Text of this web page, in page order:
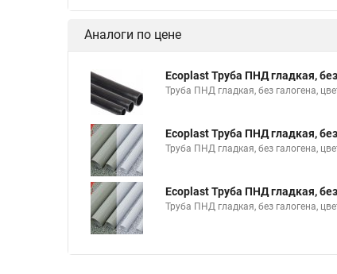
Аналоги по цене
Ecoplast Труба ПНД гладкая,
Труба ПНД гладкая, без галогена,
Ecoplast Труба ПНД гладкая,
Труба ПНД гладкая, без галогена,
Ecoplast Труба ПНД гладкая,
Труба ПНД гладкая, без галогена,